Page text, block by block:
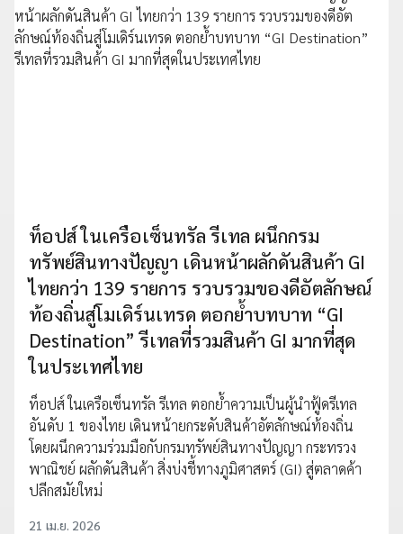
ท็อปส์ ในเครือเซ็นทรัล รีเทล ผนึกกรม
ทรัพย์สินทางปัญญา เดินหน้าผลักดันสินค้า GI
ไทยกว่า 139 รายการ รวบรวมของดีอัตลักษณ์
ท้องถิ่นสู่โมเดิร์นเทรด ตอกย้ำบทบาท “GI
Destination” รีเทลที่รวมสินค้า GI มากที่สุด
ในประเทศไทย
ท็อปส์ ในเครือเซ็นทรัล รีเทล ตอกย้ำความเป็นผู้นำฟู้ดรีเทล
อันดับ 1 ของไทย เดินหน้ายกระดับสินค้าอัตลักษณ์ท้องถิ่น
โดยผนึกความร่วมมือกับกรมทรัพย์สินทางปัญญา กระทรวง
พาณิชย์ ผลักดันสินค้า สิ่งบ่งชี้ทางภูมิศาสตร์ (GI) สู่ตลาดค้า
ปลีกสมัยใหม่
21 เม.ย. 2026